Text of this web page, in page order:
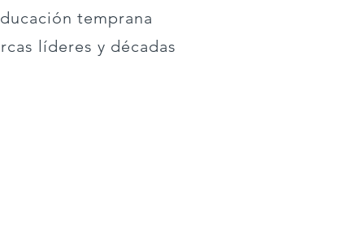
temprana
líderes y décadas